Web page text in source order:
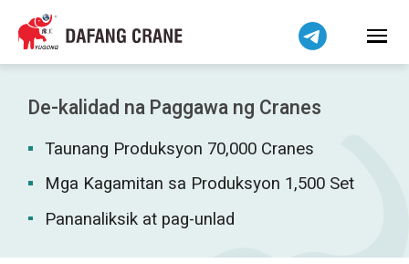
De-kalidad na Paggawa ng Cranes
Taunang Produksyon 70,000 Cranes
Mga Kagamitan sa Produksyon 1,500 Set
Pananaliksik at pag-unlad
हिन्दी
Bahasa Indonesia
Bahasa Melayu
Tiếng Việt
বাংলা
فارسی
اردو